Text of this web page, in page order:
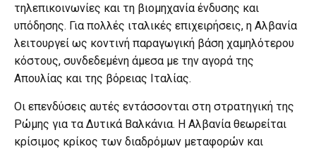
τηλεπικοινωνίες και τη βιομηχανία ένδυσης και
υπόδησης. Για πολλές ιταλικές επιχειρήσεις, η Αλβανία
λειτουργεί ως κοντινή παραγωγική βάση χαμηλότερου
κόστους, συνδεδεμένη άμεσα με την αγορά της
Απουλίας και της βόρειας Ιταλίας.
Οι επενδύσεις αυτές εντάσσονται στη στρατηγική της
Ρώμης για τα Δυτικά Βαλκάνια. Η Αλβανία θεωρείται
κρίσιμος κρίκος των διαδρόμων μεταφορών και